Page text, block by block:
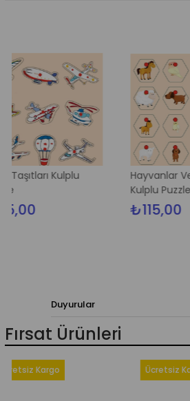
Kulplu
Hayvanlar Ve Yavruları
Kulplu Puzzle
₺115,00
Duyurular
Fırsat Ürünleri
Kargo Ücretsiz Kargo